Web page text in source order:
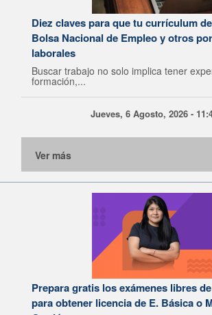
Diez claves para que tu currículum
Bolsa Nacional de Empleo y otros
laborales
Buscar trabajo no solo implica tener
formación,...
Jueves, 6 Agosto, 2026 -
Ver más
Prepara gratis los exámenes libres
para obtener licencia de E. Básica o